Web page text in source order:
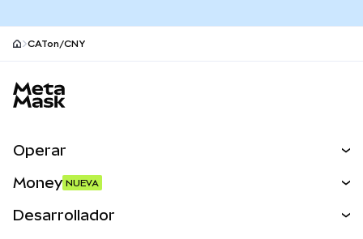
CATon/CNY
Operar
Money NUEVA
Desarrollador